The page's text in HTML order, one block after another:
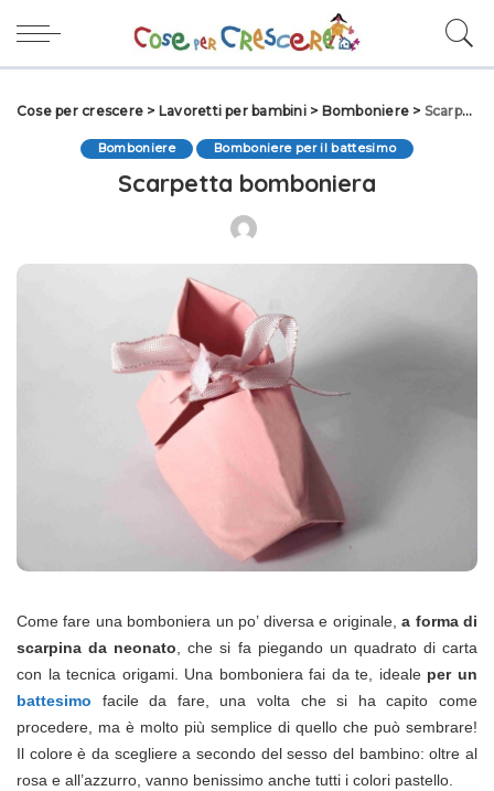
Cose per crescere > Lavoretti per bambini> Bomboniere > Scarpetta bomboniera
Bomboniere Bomboniere per il battesimo
Scarpetta bomboniera
Come fare una bomboniera un po’ diversa e originale,a forma di
scarpina da neonato, che si fa piegando un quadrato di carta
con la tecnica origami. Una bomboniera fai da te, ideale per un
battesimo facile da fare, una volta che si ha capito come
procedere, ma è molto più semplice di quello che può sembrare!
Il colore è da scegliere a secondo del sesso del bambino: oltre al
rosa e all’azzurro, vanno benissimo anche tutti i colori pastello.